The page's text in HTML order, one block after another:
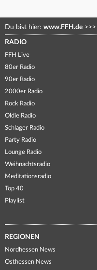
Du bist hier: www.FFH.de >>>
RADIO
FFH Live
80er Radio
90er Radio
2000er Radio
Rock Radio
Oldie Radio
Schlager Radio
Party Radio
Lounge Radio
Weihnachtsradio
Meditationsradio
Top 40
Playlist
REGIONEN
Nordhessen News
Osthessen News